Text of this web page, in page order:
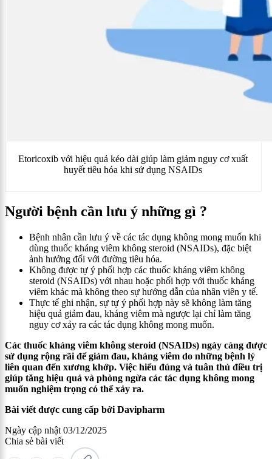
Etoricoxib với hiệu quả kéo dài giúp làm giảm nguy cơ xuất
huyết tiêu hóa khi sử dụng NSAIDs
Người bệnh cần lưu ý những gì ?
Bệnh nhân cần lưu ý về các tác dụng không mong muốn khi
dùng thuốc kháng viêm không steroid (NSAIDs), đặc biệt
ảnh hưởng đối với đường tiêu hóa.
Không được tự ý phối hợp các thuốc kháng viêm không
steroid (NSAIDs) với nhau hoặc phối hợp với thuốc kháng
viêm khác mà không theo sự hướng dẫn của nhân viên y tế.
Thực tế ghi nhận, sự tự ý phối hợp này sẽ không làm tăng
hiệu quả giảm đau, kháng viêm mà ngược lại chỉ làm tăng
nguy cơ xảy ra các tác dụng không mong muốn.
Các thuốc kháng viêm không steroid (NSAIDs) ngày càng được
sử dụng rộng rãi để giảm đau, kháng viêm do những bệnh lý
liên quan đến xương khớp. Việc hiểu đúng và tuân thủ điều trị
giúp tăng hiệu quả và phòng ngừa các tác dụng không mong
muốn nghiệm trọng có thể xảy ra.
Bài viết được cung cấp bởi Davipharm
Ngày cập nhật 03/12/2025
Chia sẻ bài viết